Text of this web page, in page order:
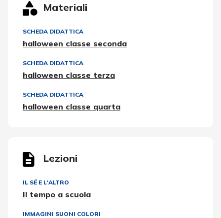
Materiali
SCHEDA DIDATTICA
halloween classe seconda
SCHEDA DIDATTICA
halloween classe terza
SCHEDA DIDATTICA
halloween classe quarta
Lezioni
IL SÉ E L'ALTRO
Il tempo a scuola
IMMAGINI SUONI COLORI